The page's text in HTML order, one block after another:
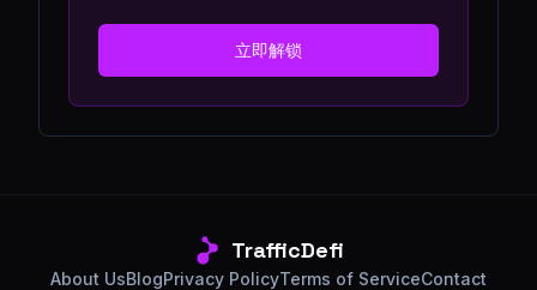
立即解锁
TrafficDefi
About UsBlogPrivacy PolicyTerms of ServiceContact